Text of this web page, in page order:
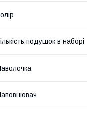
подушок в наборі